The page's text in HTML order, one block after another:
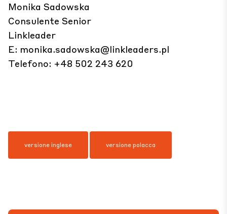
Monika Sadowska
Consulente Senior
Linkleader
E: monika.sadowska@linkleaders.pl
Telefono: +48 502 243 620
versione inglese versione polacca